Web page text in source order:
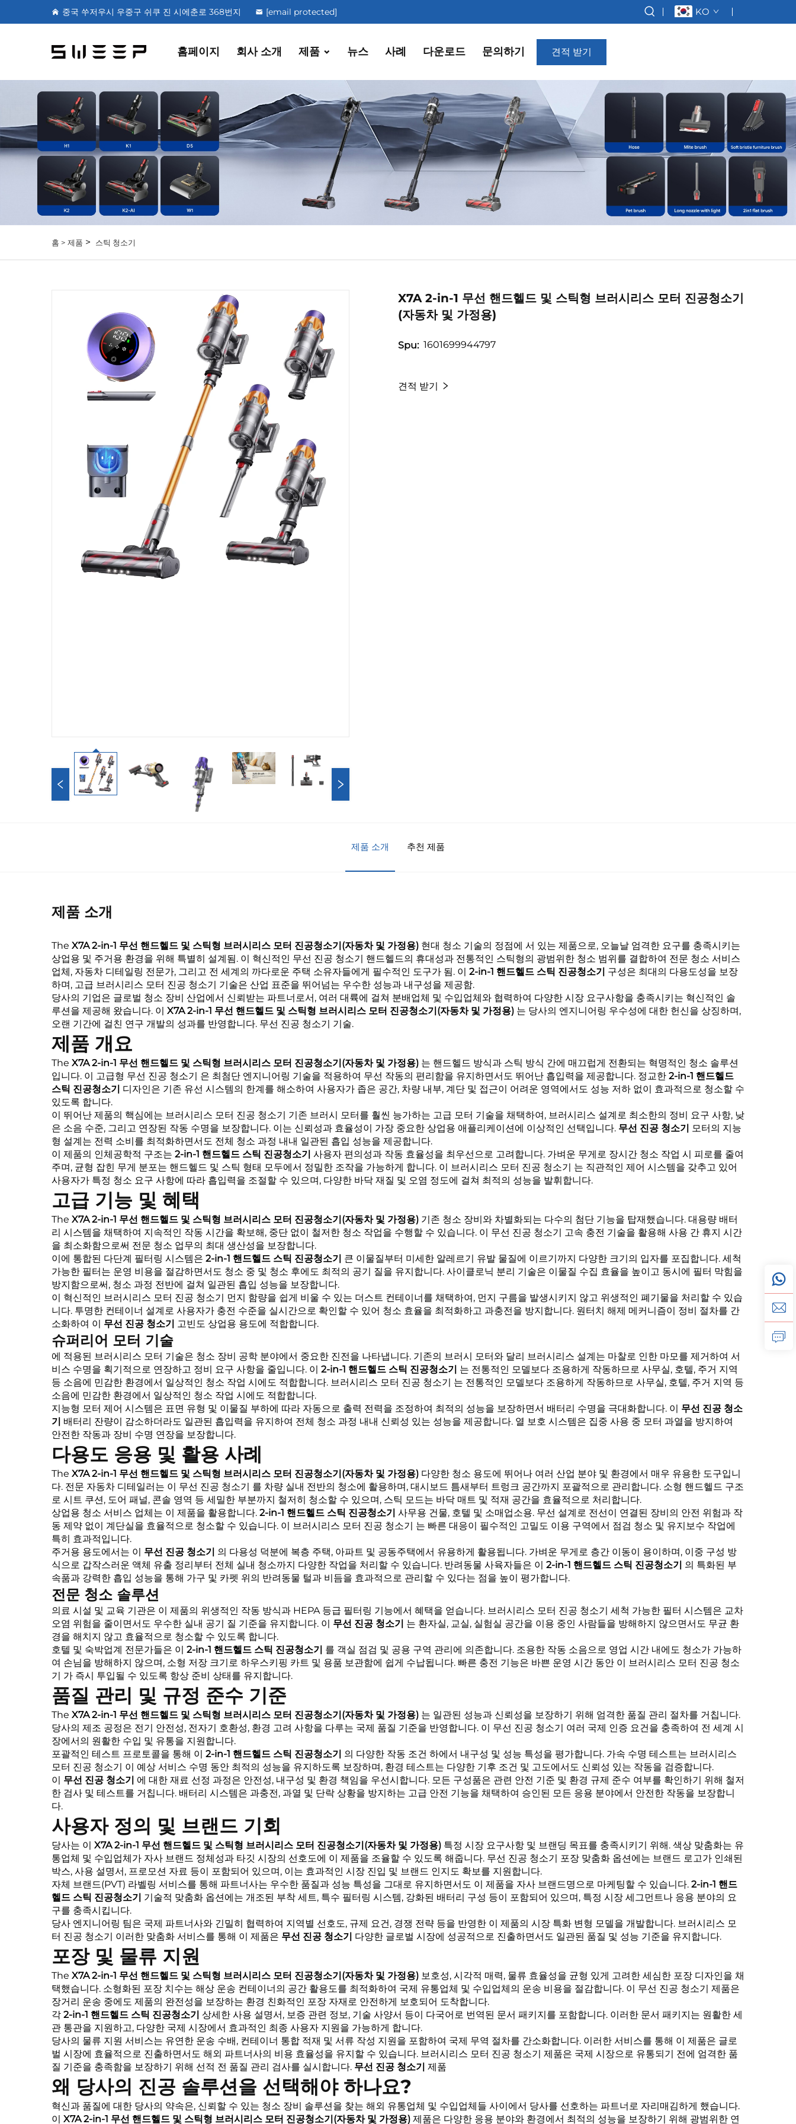
중국 쑤저우시 우중구 쉬쿠 진 시에춘로 368번지 [email protected] KO
홈페이지 회사 소개 제품 뉴스 사례 다운로드 문의하기 견적 받기
홈 > 제품 > 스틱 청소기
X7A 2-in-1 무선 핸드헬드 및 스틱형 브러시리스 모터 진공청소기
(자동차 및 가정용)
Spu: 1601699944797
견적 받기
제품 소개 추천 제품
제품 소개
The X7A 2-in-1 무선 핸드헬드 및 스틱형 브러시리스 모터 진공청소기(자동차 및 가정용) 현대 청소 기술의 정점에 서 있는 제품으로, 오늘날 엄격한 요구를 충족시키는
상업용 및 주거용 환경을 위해 특별히 설계됨. 이 혁신적인 무선 진공 청소기 핸드헬드의 휴대성과 전통적인 스틱형의 광범위한 청소 범위를 결합하여 전문 청소 서비스
업체, 자동차 디테일링 전문가, 그리고 전 세계의 까다로운 주택 소유자들에게 필수적인 도구가 됨. 이 2-in-1 핸드헬드 스틱 진공청소기 구성은 최대의 다용도성을 보장
하며, 고급 브러시리스 모터 진공 청소기 기술은 산업 표준을 뛰어넘는 우수한 성능과 내구성을 제공함.
당사의 기업은 글로벌 청소 장비 산업에서 신뢰받는 파트너로서, 여러 대륙에 걸쳐 분배업체 및 수입업체와 협력하여 다양한 시장 요구사항을 충족시키는 혁신적인 솔
루션을 제공해 왔습니다. 이 X7A 2-in-1 무선 핸드헬드 및 스틱형 브러시리스 모터 진공청소기(자동차 및 가정용) 는 당사의 엔지니어링 우수성에 대한 헌신을 상징하며,
오랜 기간에 걸친 연구 개발의 성과를 반영합니다. 무선 진공 청소기 기술.
제품 개요
The X7A 2-in-1 무선 핸드헬드 및 스틱형 브러시리스 모터 진공청소기(자동차 및 가정용) 는 핸드헬드 방식과 스틱 방식 간에 매끄럽게 전환되는 혁명적인 청소 솔루션
입니다. 이 고급형 무선 진공 청소기 은 최첨단 엔지니어링 기술을 적용하여 무선 작동의 편리함을 유지하면서도 뛰어난 흡입력을 제공합니다. 정교한 2-in-1 핸드헬드
스틱 진공청소기 디자인은 기존 유선 시스템의 한계를 해소하여 사용자가 좁은 공간, 차량 내부, 계단 및 접근이 어려운 영역에서도 성능 저하 없이 효과적으로 청소할 수
있도록 합니다.
이 뛰어난 제품의 핵심에는 브러시리스 모터 진공 청소기 기존 브러시 모터를 훨씬 능가하는 고급 모터 기술을 채택하여, 브러시리스 설계로 최소한의 정비 요구 사항, 낮
은 소음 수준, 그리고 연장된 작동 수명을 보장합니다. 이는 신뢰성과 효율성이 가장 중요한 상업용 애플리케이션에 이상적인 선택입니다. 무선 진공 청소기 모터의 지능
형 설계는 전력 소비를 최적화하면서도 전체 청소 과정 내내 일관된 흡입 성능을 제공합니다.
이 제품의 인체공학적 구조는 2-in-1 핸드헬드 스틱 진공청소기 사용자 편의성과 작동 효율성을 최우선으로 고려합니다. 가벼운 무게로 장시간 청소 작업 시 피로를 줄여
주며, 균형 잡힌 무게 분포는 핸드헬드 및 스틱 형태 모두에서 정밀한 조작을 가능하게 합니다. 이 브러시리스 모터 진공 청소기 는 직관적인 제어 시스템을 갖추고 있어
사용자가 특정 청소 요구 사항에 따라 흡입력을 조절할 수 있으며, 다양한 바닥 재질 및 오염 정도에 걸쳐 최적의 성능을 발휘합니다.
고급 기능 및 혜택
The X7A 2-in-1 무선 핸드헬드 및 스틱형 브러시리스 모터 진공청소기(자동차 및 가정용) 기존 청소 장비와 차별화되는 다수의 첨단 기능을 탑재했습니다. 대용량 배터
리 시스템을 채택하여 지속적인 작동 시간을 확보해, 중단 없이 철저한 청소 작업을 수행할 수 있습니다. 이 무선 진공 청소기 고속 충전 기술을 활용해 사용 간 휴지 시간
을 최소화함으로써 전문 청소 업무의 최대 생산성을 보장합니다.
이에 통합된 다단계 필터링 시스템은 2-in-1 핸드헬드 스틱 진공청소기 큰 이물질부터 미세한 알레르기 유발 물질에 이르기까지 다양한 크기의 입자를 포집합니다. 세척
가능한 필터는 운영 비용을 절감하면서도 청소 중 및 청소 후에도 최적의 공기 질을 유지합니다. 사이클로닉 분리 기술은 이물질 수집 효율을 높이고 동시에 필터 막힘을
방지함으로써, 청소 과정 전반에 걸쳐 일관된 흡입 성능을 보장합니다.
이 혁신적인 브러시리스 모터 진공 청소기 먼지 함량을 쉽게 비울 수 있는 더스트 컨테이너를 채택하여, 먼지 구름을 발생시키지 않고 위생적인 폐기물을 처리할 수 있습
니다. 투명한 컨테이너 설계로 사용자가 충전 수준을 실시간으로 확인할 수 있어 청소 효율을 최적화하고 과충전을 방지합니다. 원터치 해제 메커니즘이 정비 절차를 간
소화하여 이 무선 진공 청소기 고빈도 상업용 용도에 적합합니다.
슈퍼리어 모터 기술
에 적용된 브러시리스 모터 기술은 청소 장비 공학 분야에서 중요한 진전을 나타냅니다. 기존의 브러시 모터와 달리 브러시리스 설계는 마찰로 인한 마모를 제거하여 서
비스 수명을 획기적으로 연장하고 정비 요구 사항을 줄입니다. 이 2-in-1 핸드헬드 스틱 진공청소기 는 전통적인 모델보다 조용하게 작동하므로 사무실, 호텔, 주거 지역
등 소음에 민감한 환경에서 일상적인 청소 작업 시에도 적합합니다. 브러시리스 모터 진공 청소기 는 전통적인 모델보다 조용하게 작동하므로 사무실, 호텔, 주거 지역 등
소음에 민감한 환경에서 일상적인 청소 작업 시에도 적합합니다.
지능형 모터 제어 시스템은 표면 유형 및 이물질 부하에 따라 자동으로 출력 전력을 조정하여 최적의 성능을 보장하면서 배터리 수명을 극대화합니다. 이 무선 진공 청소
기 배터리 잔량이 감소하더라도 일관된 흡입력을 유지하여 전체 청소 과정 내내 신뢰성 있는 성능을 제공합니다. 열 보호 시스템은 집중 사용 중 모터 과열을 방지하여
안전한 작동과 장비 수명 연장을 보장합니다.
다용도 응용 및 활용 사례
The X7A 2-in-1 무선 핸드헬드 및 스틱형 브러시리스 모터 진공청소기(자동차 및 가정용) 다양한 청소 용도에 뛰어나 여러 산업 분야 및 환경에서 매우 유용한 도구입니
다. 전문 자동차 디테일러는 이 무선 진공 청소기 를 차량 실내 전반의 청소에 활용하며, 대시보드 틈새부터 트렁크 공간까지 포괄적으로 관리합니다. 소형 핸드헬드 구조
로 시트 쿠션, 도어 패널, 콘솔 영역 등 세밀한 부분까지 철저히 청소할 수 있으며, 스틱 모드는 바닥 매트 및 적재 공간을 효율적으로 처리합니다.
상업용 청소 서비스 업체는 이 제품을 활용합니다. 2-in-1 핸드헬드 스틱 진공청소기 사무용 건물, 호텔 및 소매업소용. 무선 설계로 전선이 연결된 장비의 안전 위험과 작
동 제약 없이 계단실을 효율적으로 청소할 수 있습니다. 이 브러시리스 모터 진공 청소기 는 빠른 대응이 필수적인 고밀도 이용 구역에서 점검 청소 및 유지보수 작업에
특히 효과적입니다.
주거용 용도에서는 이 무선 진공 청소기 의 다용성 덕분에 복층 주택, 아파트 및 공동주택에서 유용하게 활용됩니다. 가벼운 무게로 층간 이동이 용이하며, 이중 구성 방
식으로 갑작스러운 액체 유출 정리부터 전체 실내 청소까지 다양한 작업을 처리할 수 있습니다. 반려동물 사육자들은 이 2-in-1 핸드헬드 스틱 진공청소기 의 특화된 부
속품과 강력한 흡입 성능을 통해 가구 및 카펫 위의 반려동물 털과 비듬을 효과적으로 관리할 수 있다는 점을 높이 평가합니다.
전문 청소 솔루션
의료 시설 및 교육 기관은 이 제품의 위생적인 작동 방식과 HEPA 등급 필터링 기능에서 혜택을 얻습니다. 브러시리스 모터 진공 청소기 세척 가능한 필터 시스템은 교차
오염 위험을 줄이면서도 우수한 실내 공기 질 기준을 유지합니다. 이 무선 진공 청소기 는 환자실, 교실, 실험실 공간을 이용 중인 사람들을 방해하지 않으면서도 무균 환
경을 해치지 않고 효율적으로 청소할 수 있도록 합니다.
호텔 및 숙박업계 전문가들은 이 2-in-1 핸드헬드 스틱 진공청소기 를 객실 점검 및 공용 구역 관리에 의존합니다. 조용한 작동 소음으로 영업 시간 내에도 청소가 가능하
여 손님을 방해하지 않으며, 소형 저장 크기로 하우스키핑 카트 및 용품 보관함에 쉽게 수납됩니다. 빠른 충전 기능은 바쁜 운영 시간 동안 이 브러시리스 모터 진공 청소
기 가 즉시 투입될 수 있도록 항상 준비 상태를 유지합니다.
품질 관리 및 규정 준수 기준
The X7A 2-in-1 무선 핸드헬드 및 스틱형 브러시리스 모터 진공청소기(자동차 및 가정용) 는 일관된 성능과 신뢰성을 보장하기 위해 엄격한 품질 관리 절차를 거칩니다.
당사의 제조 공정은 전기 안전성, 전자기 호환성, 환경 고려 사항을 다루는 국제 품질 기준을 반영합니다. 이 무선 진공 청소기 여러 국제 인증 요건을 충족하여 전 세계 시
장에서의 원활한 수입 및 유통을 지원합니다.
포괄적인 테스트 프로토콜을 통해 이 2-in-1 핸드헬드 스틱 진공청소기 의 다양한 작동 조건 하에서 내구성 및 성능 특성을 평가합니다. 가속 수명 테스트는 브러시리스
모터 진공 청소기 이 예상 서비스 수명 동안 최적의 성능을 유지하도록 보장하며, 환경 테스트는 다양한 기후 조건 및 고도에서도 신뢰성 있는 작동을 검증합니다.
이 무선 진공 청소기 에 대한 재료 선정 과정은 안전성, 내구성 및 환경 책임을 우선시합니다. 모든 구성품은 관련 안전 기준 및 환경 규제 준수 여부를 확인하기 위해 철저
한 검사 및 테스트를 거칩니다. 배터리 시스템은 과충전, 과열 및 단락 상황을 방지하는 고급 안전 기능을 채택하여 승인된 모든 응용 분야에서 안전한 작동을 보장합니
다.
사용자 정의 및 브랜드 기회
당사는 이 X7A 2-in-1 무선 핸드헬드 및 스틱형 브러시리스 모터 진공청소기(자동차 및 가정용) 특정 시장 요구사항 및 브랜딩 목표를 충족시키기 위해. 색상 맞춤화는 유
통업체 및 수입업체가 자사 브랜드 정체성과 타깃 시장의 선호도에 이 제품을 조율할 수 있도록 해줍니다. 무선 진공 청소기 포장 맞춤화 옵션에는 브랜드 로고가 인쇄된
박스, 사용 설명서, 프로모션 자료 등이 포함되어 있으며, 이는 효과적인 시장 진입 및 브랜드 인지도 확보를 지원합니다.
자체 브랜드(PVT) 라벨링 서비스를 통해 파트너사는 우수한 품질과 성능 특성을 그대로 유지하면서도 이 제품을 자사 브랜드명으로 마케팅할 수 있습니다. 2-in-1 핸드
헬드 스틱 진공청소기 기술적 맞춤화 옵션에는 개조된 부착 세트, 특수 필터링 시스템, 강화된 배터리 구성 등이 포함되어 있으며, 특정 시장 세그먼트나 응용 분야의 요
구를 충족시킵니다.
당사 엔지니어링 팀은 국제 파트너사와 긴밀히 협력하여 지역별 선호도, 규제 요건, 경쟁 전략 등을 반영한 이 제품의 시장 특화 변형 모델을 개발합니다. 브러시리스 모
터 진공 청소기 이러한 맞춤화 서비스를 통해 이 제품은 무선 진공 청소기 다양한 글로벌 시장에 성공적으로 진출하면서도 일관된 품질 및 성능 기준을 유지합니다.
포장 및 물류 지원
The X7A 2-in-1 무선 핸드헬드 및 스틱형 브러시리스 모터 진공청소기(자동차 및 가정용) 보호성, 시각적 매력, 물류 효율성을 균형 있게 고려한 세심한 포장 디자인을 채
택했습니다. 소형화된 포장 치수는 해상 운송 컨테이너의 공간 활용도를 최적화하여 국제 유통업체 및 수입업체의 운송 비용을 절감합니다. 이 무선 진공 청소기 제품은
장거리 운송 중에도 제품의 완전성을 보장하는 환경 친화적인 포장 자재로 안전하게 보호되어 도착합니다.
각 2-in-1 핸드헬드 스틱 진공청소기 상세한 사용 설명서, 보증 관련 정보, 기술 사양서 등이 다국어로 번역된 문서 패키지를 포함합니다. 이러한 문서 패키지는 원활한 세
관 통관을 지원하고, 다양한 국제 시장에서 효과적인 최종 사용자 지원을 가능하게 합니다.
당사의 물류 지원 서비스는 유연한 운송 수배, 컨테이너 통합 적재 및 서류 작성 지원을 포함하여 국제 무역 절차를 간소화합니다. 이러한 서비스를 통해 이 제품은 글로
벌 시장에 효율적으로 진출하면서도 해외 파트너사의 비용 효율성을 유지할 수 있습니다. 브러시리스 모터 진공 청소기 제품은 국제 시장으로 유통되기 전에 엄격한 품
질 기준을 충족함을 보장하기 위해 선적 전 품질 관리 검사를 실시합니다. 무선 진공 청소기 제품
왜 당사의 진공 솔루션을 선택해야 하나요?
혁신과 품질에 대한 당사의 약속은, 신뢰할 수 있는 청소 장비 솔루션을 찾는 해외 유통업체 및 수입업체들 사이에서 당사를 선호하는 파트너로 자리매김하게 했습니다.
이 X7A 2-in-1 무선 핸드헬드 및 스틱형 브러시리스 모터 진공청소기(자동차 및 가정용) 제품은 다양한 응용 분야와 환경에서 최적의 성능을 보장하기 위해 광범위한 연